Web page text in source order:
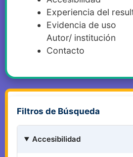
Experiencia del
Evidencia de uso
Autor/ institución
Contacto
Filtros de Búsqueda
Accesibilidad